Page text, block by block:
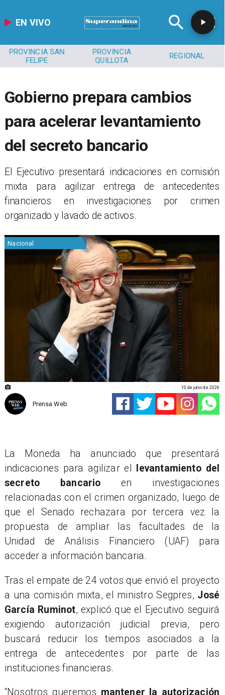
EN VIVO
PROVINCIA SAN
FELIPE
PROVINCIA
QUILLOTA
REGIONAL
Gobierno prepara cambios
para acelerar levantamiento
del secreto bancario
El Ejecutivo presentará indicaciones en comisión
mixta para agilizar entrega de antecedentes
financieros en investigaciones por crimen
organizado y lavado de activos.
Nacional
Prensa Web
10 de junio de 2026
La Moneda ha anunciado que presentará
indicaciones para agilizar el
levantamiento del
secreto bancario en investigaciones
relacionadas con el crimen organizado, luego de
que el Senado rechazara por tercera vez la
propuesta de ampliar las facultades de la
Unidad de Análisis Financiero (UAF) para
acceder a información bancaria.
Tras el empate de 24 votos que envió el proyecto
a una comisión mixta, el ministro Segpres, José
García Ruminot, explicó que el Ejecutivo seguirá
exigiendo autorización judicial previa, pero
buscará reducir los tiempos asociados a la
entrega de antecedentes por parte de las
instituciones financieras.
“Nosotros queremos mantener la autorización